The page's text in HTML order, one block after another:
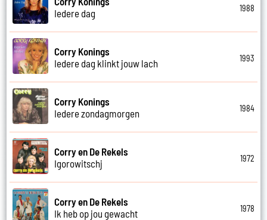
Iedere dag
1988
Corry Konings
Iedere dag klinkt jouw lach
1993
Corry Konings
Iedere zondagmorgen
1984
Corry en De Rekels
Igorowitschj
1972
Corry en De Rekels
Ik heb op jou gewacht
1978